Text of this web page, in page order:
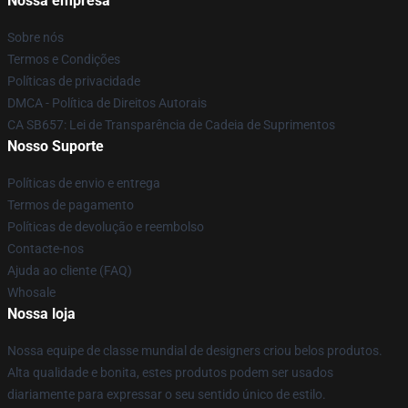
Sobre nós
Termos e Condições
Políticas de privacidade
DMCA - Política de Direitos Autorais
CA SB657: Lei de Transparência de Cadeia de Suprimentos
Nosso Suporte
Políticas de envio e entrega
Termos de pagamento
Políticas de devolução e reembolso
Contacte-nos
Ajuda ao cliente (FAQ)
Whosale
Nossa loja
Nossa equipe de classe mundial de designers criou belos produtos.
Alta qualidade e bonita, estes produtos podem ser usados
diariamente para expressar o seu sentido único de estilo.